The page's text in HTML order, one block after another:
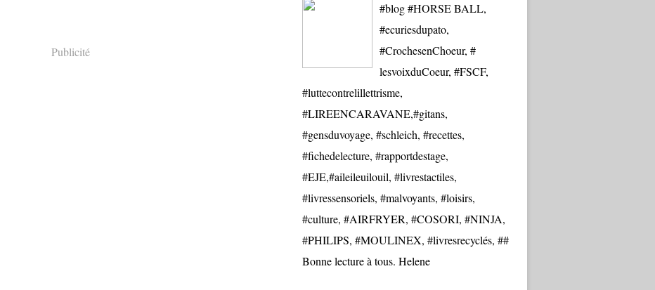
Publicité
#blog #HORSE BALL,
#ecuriesdupato,
#CrochesenChoeur, #
lesvoixduCoeur, #FSCF,
#luttecontrelillettrisme,
#LIREENCARAVANE,#gitans,
#gensduvoyage, #schleich, #recettes,
#fichedelecture, #rapportdestage,
#EJE,#aileileuilouil, #livrestactiles,
#livressensoriels, #malvoyants, #loisirs,
#culture, #AIRFRYER, #COSORI, #NINJA,
#PHILIPS, #MOULINEX, #livresrecyclés, ##
Bonne lecture à tous. Helene